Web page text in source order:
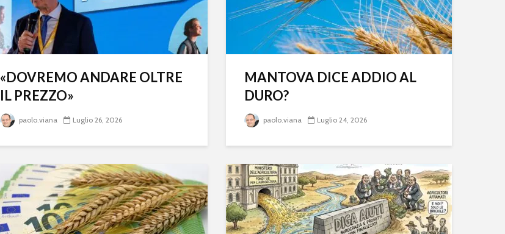
«DOVREMO ANDARE OLTRE
IL PREZZO»
paolo.viana Luglio 26, 2026
MANTOVA DICE ADDIO AL
DURO?
paolo.viana Luglio 24, 2026